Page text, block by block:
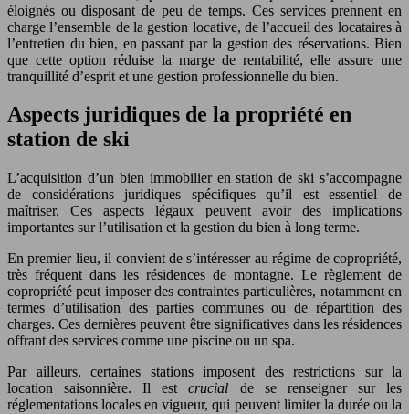
éloignés ou disposant de peu de temps. Ces services prennent en
charge l’ensemble de la gestion locative, de l’accueil des locataires à
l’entretien du bien, en passant par la gestion des réservations. Bien
que cette option réduise la marge de rentabilité, elle assure une
tranquillité d’esprit et une gestion professionnelle du bien.
Aspects juridiques de la propriété en
station de ski
L’acquisition d’un bien immobilier en station de ski s’accompagne
de considérations juridiques spécifiques qu’il est essentiel de
maîtriser. Ces aspects légaux peuvent avoir des implications
importantes sur l’utilisation et la gestion du bien à long terme.
En premier lieu, il convient de s’intéresser au régime de copropriété,
très fréquent dans les résidences de montagne. Le règlement de
copropriété peut imposer des contraintes particulières, notamment en
termes d’utilisation des parties communes ou de répartition des
charges. Ces dernières peuvent être significatives dans les résidences
offrant des services comme une piscine ou un spa.
Par ailleurs, certaines stations imposent des restrictions sur la
location saisonnière. Il estcrucial de se renseigner sur les
réglementations locales en vigueur, qui peuvent limiter la durée ou la